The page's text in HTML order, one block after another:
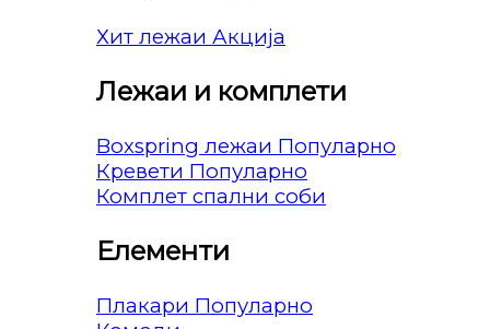
Хит лежаи
Лежаи и комплети
Boxspring лежаи
Кревети
Комплет спални соби
Елементи
Плакари